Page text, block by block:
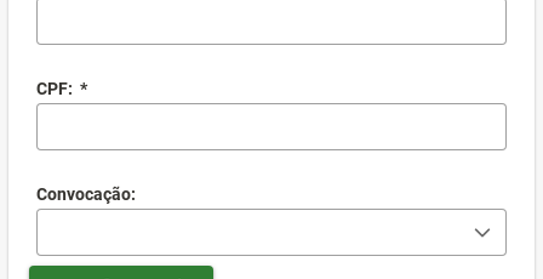
CPF: *
Convocação: